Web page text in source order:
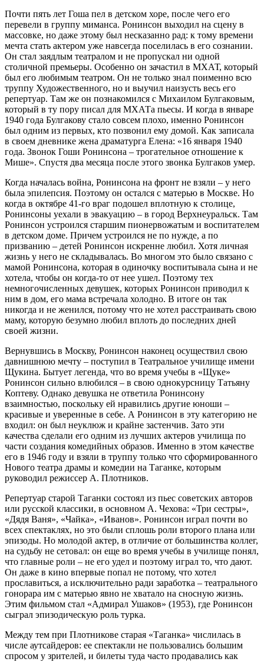
Почти пять лет Гоша пел в детском хоре, после чего его
перевели в группу миманса. Ронинсон выходил на сцену в
массовке, но даже этому был несказанно рад: к тому времени
мечта стать актером уже навсегда поселилась в его сознании.
Он стал заядлым театралом и не пропускал ни одной
столичной премьеры. Особенно он зачастил в МХАТ, который
был его любимым театром. Он не только знал поименно всю
труппу Художественного, но и выучил наизусть весь его
репертуар. Там же он познакомился с Михаилом Булгаковым,
который в ту пору писал для МХАТа пьесы. И когда в январе
1940 года Булгакову стало совсем плохо, именно Ронинсон
был одним из первых, кто позвонил ему домой. Как записала
в своем дневнике жена драматурга Елена: «16 января 1940
года. Звонок Гоши Ронинсона – трогательное отношение к
Мише». Спустя два месяца после этого звонка Булгаков умер.
Когда началась война, Ронинсона на фронт не взяли – у него
была эпилепсия. Поэтому он остался с матерью в Москве. Но
когда в октябре 41-го враг подошел вплотную к столице,
Ронинсоны уехали в эвакуацию – в город Верхнеуральск. Там
Ронинсон устроился старшим пионервожатым и воспитателем
в детском доме. Причем устроился не по нужде, а по
призванию – детей Ронинсон искренне любил. Хотя личная
жизнь у него не складывалась. Во многом это было связано с
мамой Ронинсона, которая в одиночку воспитывала сына и не
хотела, чтобы он когда-то от нее ушел. Поэтому тех
немногочисленных девушек, которых Ронинсон приводил к
ним в дом, его мама встречала холодно. В итоге он так
никогда и не женился, потому что не хотел расстраивать свою
маму, которую безумно любил вплоть до последних дней
своей жизни.
Вернувшись в Москву, Ронинсон наконец осуществил свою
давнишнюю мечту – поступил в Театральное училище имени
Щукина. Бытует легенда, что во время учебы в «Щуке»
Ронинсон сильно влюбился – в свою однокурсницу Татьяну
Коптеву. Однако девушка не ответила Ронинсону
взаимностью, поскольку ей нравились другие юноши –
красивые и уверенные в себе. А Ронинсон в эту категорию не
входил: он был неуклюж и крайне застенчив. Зато эти
качества сделали его одним из лучших актеров училища по
части создания комедийных образов. Именно в этом качестве
его в 1946 году и взяли в труппу только что сформированного
Нового театра драмы и комедии на Таганке, которым
руководил режиссер А. Плотников.
Репертуар старой Таганки состоял из пьес советских авторов
или русской классики, в основном А. Чехова: «Три сестры»,
«Дядя Ваня», «Чайка», «Иванов». Ронинсон играл почти во
всех спектаклях, но это были сплошь роли второго плана или
эпизоды. Но молодой актер, в отличие от большинства коллег,
на судьбу не сетовал: он еще во время учебы в училище понял,
что главные роли – не его удел и поэтому играл то, что дают.
Он даже в кино впервые попал не потому, что хотел
прославиться, а исключительно ради заработка – театрального
гонорара им с матерью явно не хватало на сносную жизнь.
Этим фильмом стал «Адмирал Ушаков» (1953), где Ронинсон
сыграл эпизодическую роль турка.
Между тем при Плотникове старая «Таганка» числилась в
числе аутсайдеров: ее спектакли не пользовались большим
спросом у зрителей, и билеты туда часто продавались как